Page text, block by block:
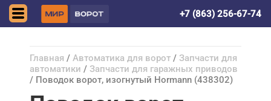
+7 (863) 256-67-74
Главная / Автоматика для ворот / Запчасти для
автоматики / Запчасти для гаражных приводов
/ Поводок ворот, изогнутый Hormann (438302)